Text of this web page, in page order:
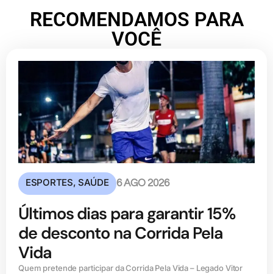
RECOMENDAMOS PARA
VOCÊ
ESPORTES,SAÚDE 6 AGO 2026
Últimos dias para garantir 15%
de desconto na Corrida Pela
Vida
Quem pretende participar da Corrida Pela Vida – Legado Vitor